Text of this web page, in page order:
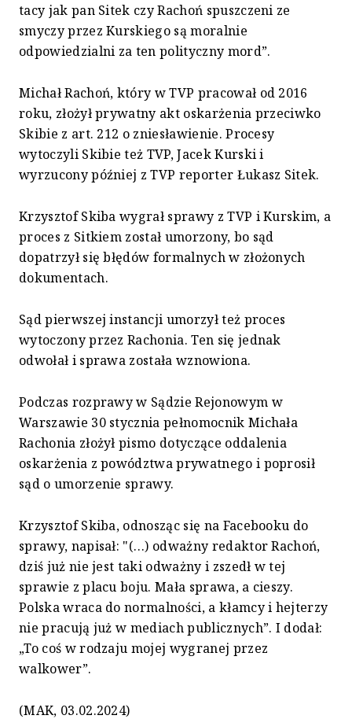
tacy jak pan Sitek czy Rachoń spuszczeni ze
smyczy przez Kurskiego są moralnie
odpowiedzialni za ten polityczny mord”.
Michał Rachoń, który w TVP pracował od 2016
roku, złożył prywatny akt oskarżenia przeciwko
Skibie z art. 212 o zniesławienie. Procesy
wytoczyli Skibie też TVP, Jacek Kurski i
wyrzucony później z TVP reporter Łukasz Sitek.
Krzysztof Skiba wygrał sprawy z TVP i Kurskim, a
proces z Sitkiem został umorzony, bo sąd
dopatrzył się błędów formalnych w złożonych
dokumentach.
Sąd pierwszej instancji umorzył też proces
wytoczony przez Rachonia. Ten się jednak
odwołał i sprawa została wznowiona.
Podczas rozprawy w Sądzie Rejonowym w
Warszawie 30 stycznia pełnomocnik Michała
Rachonia złożył pismo dotyczące oddalenia
oskarżenia z powództwa prywatnego i poprosił
sąd o umorzenie sprawy.
Krzysztof Skiba, odnosząc się na Facebooku do
sprawy, napisał: "(…) odważny redaktor Rachoń,
dziś już nie jest taki odważny i zszedł w tej
sprawie z placu boju. Mała sprawa, a cieszy.
Polska wraca do normalności, a kłamcy i hejterzy
nie pracują już w mediach publicznych”. I dodał:
„To coś w rodzaju mojej wygranej przez
walkower”.
(MAK, 03.02.2024)